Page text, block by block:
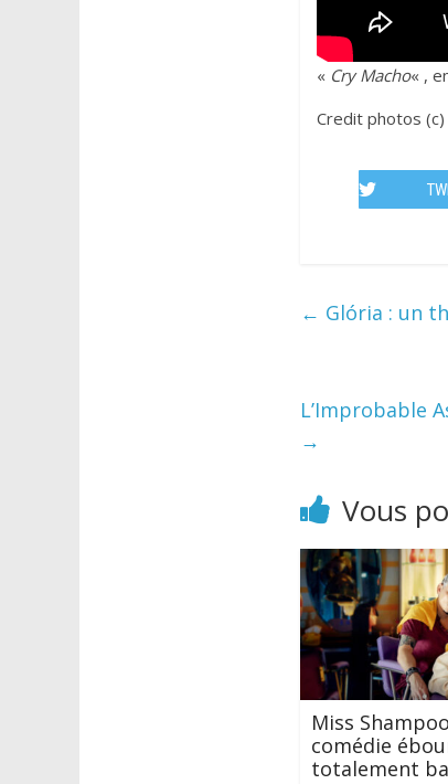
« Cry Macho« ,
Credit photos
← Glória : un
L’Improbable
→
Vous
Miss
comédie
totalement